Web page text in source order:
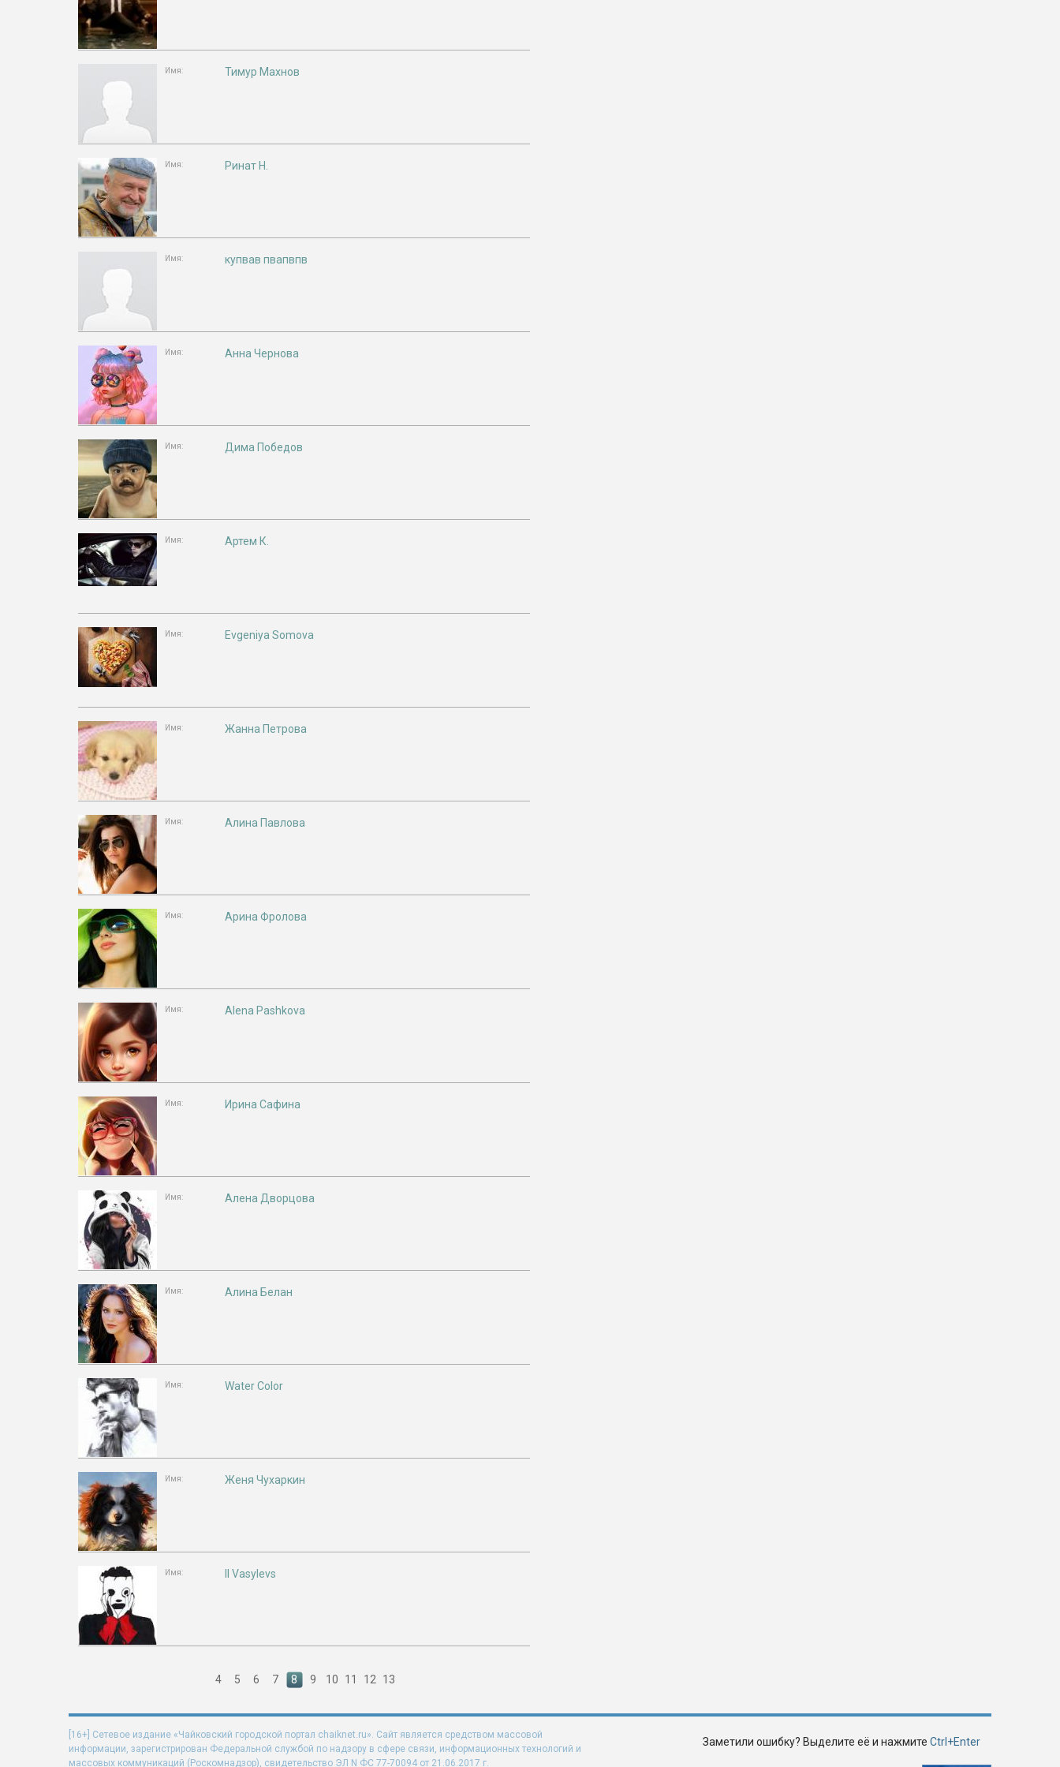
Имя: Тимур Махнов
Имя: Ринат Н.
Имя: купвав пвапвпв
Имя: Анна Чернова
Имя: Дима Победов
Имя: Артем К.
Имя: Evgeniya Somova
Имя: Жанна Петрова
Имя: Алина Павлова
Имя: Арина Фролова
Имя: Alena Pashkova
Имя: Ирина Сафина
Имя: Алена Дворцова
Имя: Алина Белан
Имя: Water Color
Имя: Женя Чухаркин
Имя: II Vasylevs
4 5 6 7 8 9 10 11 12 13
[16+] Сетевое издание «Чайковский городской портал chaiknet.ru». Сайт является средством массовой
информации, зарегистрирован Федеральной службой по надзору в сфере связи, информационных технологий и
массовых коммуникаций (Роскомнадзор), свидетельство ЭЛ N ФС 77-70094 от 21.06.2017 г.
Заметили ошибку? Выделите её и нажмите Ctrl+Enter